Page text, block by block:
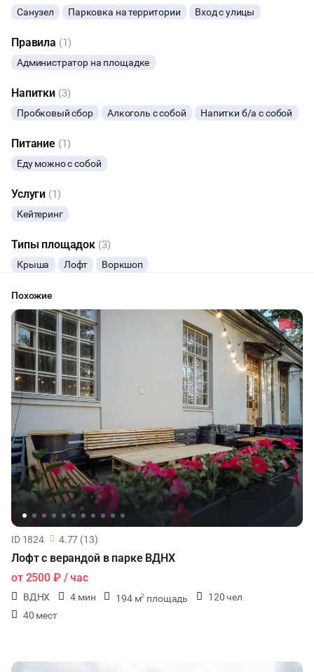
Санузел Парковка на территории Вход с улицы
Правила (1)
Администратор на площадке
Напитки (3)
Пробковый сбор Алкоголь с собой Напитки б/а с собой
Питание (1)
Еду можно с собой
Услуги (1)
Кейтеринг
Типы площадок (3)
Крыша Лофт Воркшоп
КОРПОРАТИВЫ
КВАРТИРНИКИ
ФОТОСЕССИИ
ЮБИЛЕЙ
ЙОГА И РАСТЯЖКА
ФИТНЕС
МАЛЬЧИШНИК
СВИДАНИЯ
НОВЫЙ ГОД
МАСТЕР-КЛАСС
СЕМИНАРЫ
ТАНЦЫ
КИНОПРОСМОТР
НАСТОЛЬНЫЕ ИГРЫ
РЕПЕТИЦИИ
ЧАЕПИТИЕ
ОСТАВИТЬ ЗАЯВКУ
Вы можете отменить заявку в любой момент, это бесплатно
или поменять параметры с нашим менеджером после того, как
оставите заявку
🔥 11 человек интересовались этой площадкой сегодня
Похожие
ID 1824 4.77 (13)
Лофт с верандой в парке ВДНХ
от 2500 ₽/ час
ВДНХ 4 мин 194 м2 площадь
120 чел
40 мест